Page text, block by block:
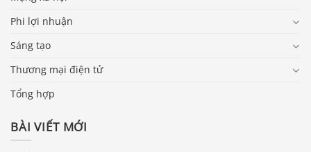
Phi lợi nhuận
Sáng tạo
Thương mại điện tử
Tổng hợp
BÀI VIẾT MỚI